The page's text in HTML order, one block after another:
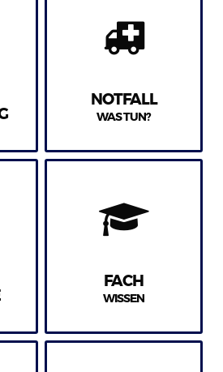
NOTFALL
WAS TUN?
FACH
WISSEN